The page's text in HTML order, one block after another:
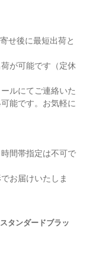
せ後に最短出荷と
が可能です（定休
ルにてご連絡いた
能です。お気軽に
間帯指定は不可で
お届けいたしま
タンダードブラッ